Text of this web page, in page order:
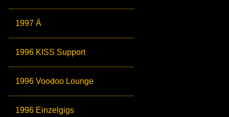
1997 Ä
1996 KISS Support
1996 Voodoo Lounge
1996 Einzelgigs